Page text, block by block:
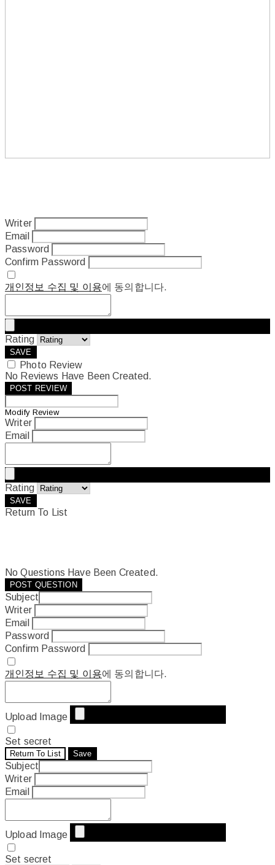
Writer
Email
Password
Confirm Password
개인정보 수집 및 이용에 동의합니다.
Rating
SAVE
Photo Review
No Reviews Have Been Created.
POST REVIEW
Modify Review
Writer
Email
Rating
SAVE
Return To List
No Questions Have Been Created.
POST QUESTION
Subject
Writer
Email
Password
Confirm Password
개인정보 수집 및 이용에 동의합니다.
Upload Image
Set secret
Return To List Save
Subject
Writer
Email
Upload Image
Set secret